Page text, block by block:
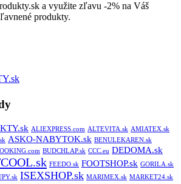
a využite zľavu -2% na Váš
produkty.
ALIEXPRESS.com ALTEVITA.sk AMIATEX.sk
ASKO-NABYTOK.sk BENULEKAREN.sk
BUDCHLAP.sk CCC.eu DEDOMA.sk
FEEDO.sk FOOTSHOP.sk GORILA.sk
ISEXSHOP.sk MARIMEX.sk MARKET24.sk